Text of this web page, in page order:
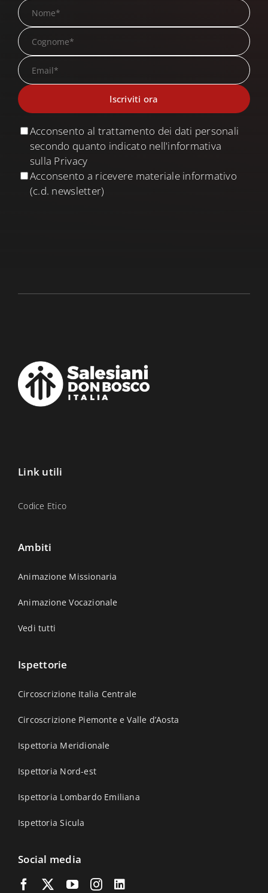
Acconsento al trattamento dei dati personali
secondo quanto indicato nell'informativa
sulla Privacy
Acconsento a ricevere materiale informativo
(c.d. newsletter)
Link utili
Codice Etico
Ambiti
Animazione Missionaria
Animazione Vocazionale
Vedi tutti
Ispettorie
Circoscrizione Italia Centrale
Circoscrizione Piemonte e Valle d’Aosta
Ispettoria Meridionale
Ispettoria Nord-est
Ispettoria Lombardo Emiliana
Ispettoria Sicula
Social media